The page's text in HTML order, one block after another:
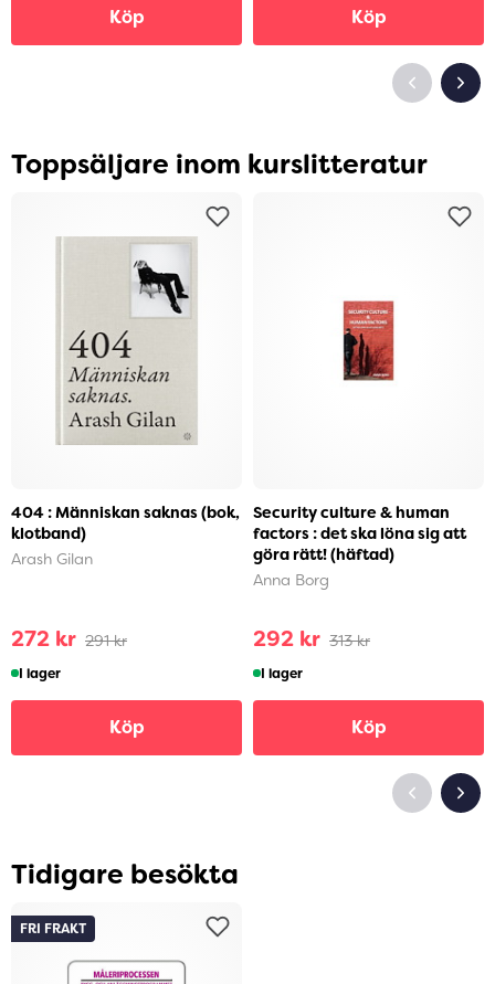
Köp Köp
Toppsäljare inom kurslitteratur
404 : Människan saknas (bok,
klotband)
Arash Gilan
272 kr 291 kr
I lager
Köp
Security culture & human
factors : det ska löna sig att
göra rätt! (häftad)
Anna Borg
292 kr 313 kr
I lager
Köp
Tidigare besökta
FRI FRAKT